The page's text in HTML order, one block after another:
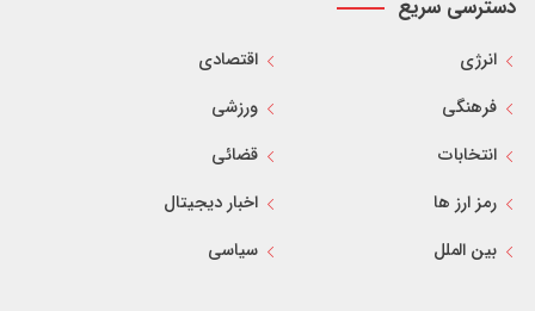
دسترسی سریع
انرژی
اقتصادی
فرهنگی
ورزشی
انتخابات
قضائی
رمز ارز ها
اخبار دیجیتال
بین الملل
سیاسی